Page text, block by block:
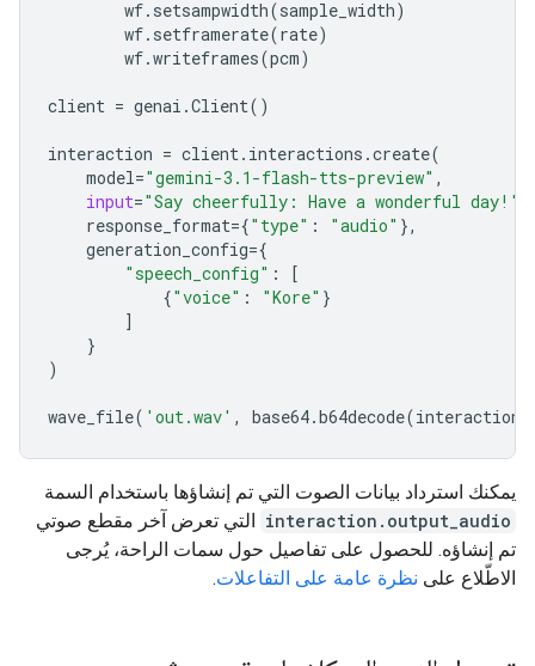
wf. setsampwidth(sample_width)
wf. setframerate(rate)
wf.writeframes(pcm)
client = genai .Client()
interaction = client. interactions .create(
model="gemini-3.1-flash-tts-preview" ,
input="Say cheerfully: Have a wonderful day!"
response_format={"type" : "audio" },
generation_config={
"speech_config" :
[
{"voice" : "Kore" }
]
}
)
wave_file( 'out.wav' , base64.b64decode(interaction
يمكنك استرداد بيانات الصوت التي تم إنشاؤها باستخدام السمة
interaction.output_audio التي تعرض آخر مقطع صوتي
تم إنشاؤه. للحصول على تفاصيل حول سمات الراحة، يُرجى
الاطّلاع على نظرة عامة على التفاعلات.